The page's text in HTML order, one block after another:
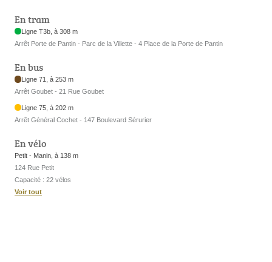
En tram
Ligne T3b, à 308 m
Arrêt Porte de Pantin - Parc de la Villette - 4 Place de la Porte de Pantin
En bus
Ligne 71, à 253 m
Arrêt Goubet - 21 Rue Goubet
Ligne 75, à 202 m
Arrêt Général Cochet - 147 Boulevard Sérurier
En vélo
Petit - Manin, à 138 m
124 Rue Petit
Capacité : 22 vélos
Voir tout